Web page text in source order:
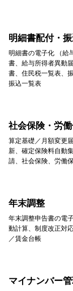
明細書配付・
明細書の電子化 （給
書、給与所得者異動
書、住民税一覧表、
振込一覧表
社会保険・労
算定基礎／月額変更
新、確定保険料自動
請、社会保険、労働
年末調整
年末調整申告書の電
動計算、制度改正対
／賃金台帳
マイナンバー